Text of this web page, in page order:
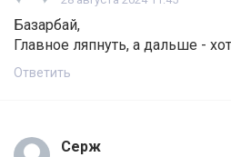
Базарбай,
Главное ляпнуть, а дальше -
Ответить
Серж